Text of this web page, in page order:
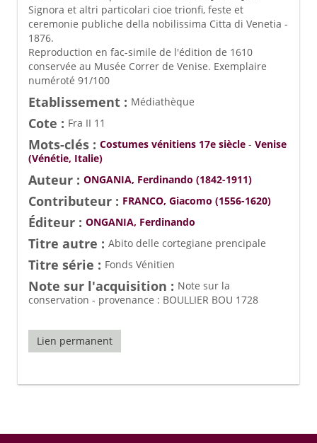
Signora et altri particolari cioe trionfi, feste et
ceremonie publiche della nobilissima Citta di Venetia -
1876.
Reproduction en fac-simile de l'édition de 1610
conservée au Musée Correr de Venise. Exemplaire
numéroté 91/100
Etablissement : Médiathèque
Cote : Fra II 11
Mots-clés : Costumes vénitiens 17e siècle - Venise
(Vénétie, Italie)
Auteur : ONGANIA, Ferdinando (1842-1911)
Contributeur : FRANCO, Giacomo (1556-1620)
Éditeur : ONGANIA, Ferdinando
Titre autre : Abito delle cortegiane prencipale
Titre série : Fonds Vénitien
Note sur l'acquisition : Note sur la
conservation - provenance : BOULLIER BOU 1728
Lien permanent